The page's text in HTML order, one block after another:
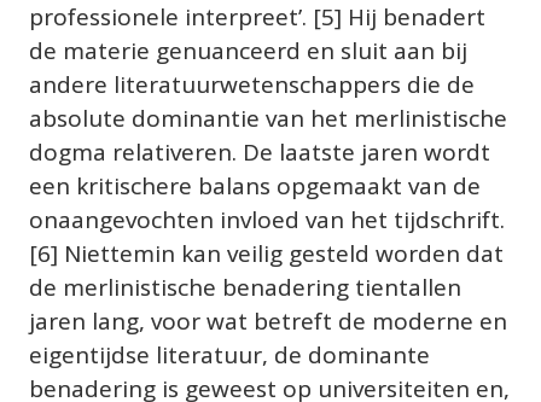
professionele interpreet’. [5] Hij benadert
de materie genuanceerd en sluit aan bij
andere literatuurwetenschappers die de
absolute dominantie van het merlinistische
dogma relativeren. De laatste jaren wordt
een kritischere balans opgemaakt van de
onaangevochten invloed van het tijdschrift.
[6] Niettemin kan veilig gesteld worden dat
de merlinistische benadering tientallen
jaren lang, voor wat betreft de moderne en
eigentijdse literatuur, de dominante
benadering is geweest op universiteiten en,